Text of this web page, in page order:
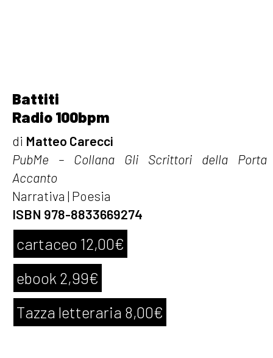
Battiti
Radio 100bpm
di Matteo Carecci
PubMe – Collana Gli Scrittori della Porta
Accanto
Narrativa | Poesia
ISBN 978-8833669274
cartaceo 12,00€
ebook 2,99€
Tazza letteraria 8,00€